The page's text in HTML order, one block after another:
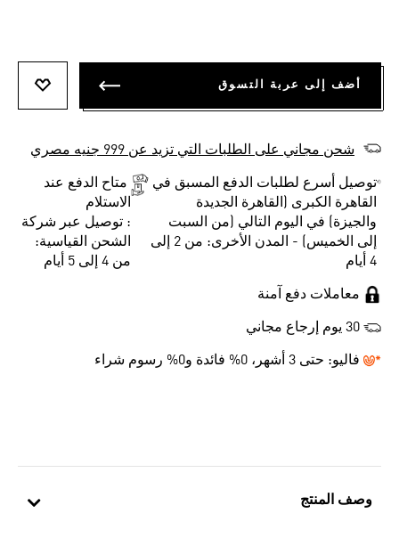
وصف المنتج
أضف إلى عربة التسوق
شحن مجاني على الطلبات التي تزيد عن 999 جنيه مصري
توصيل أسرع لطلبات الدفع المسبق في
القاهرة الكبرى (القاهرة الجديدة
والجيزة) في اليوم التالي (من السبت
إلى الخميس) - المدن الأخرى: من 2 إلى
4 أيام
متاح الدفع عند
الاستلام
: توصيل عبر شركة
الشحن القياسية:
من 4 إلى 5 أيام
معاملات دفع آمنة
فاليو: حتى 3 أشهر، 0% فائدة و0% رسوم شراء